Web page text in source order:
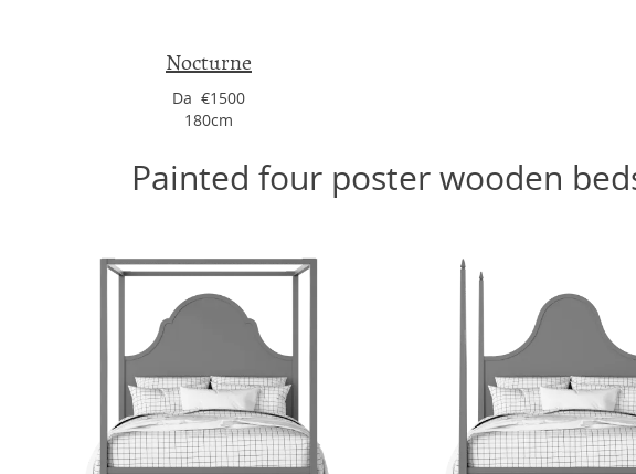
Nocturne
Da €1500
180cm
Painted four poster wooden